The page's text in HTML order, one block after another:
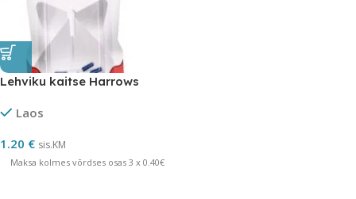
Lehviku kaitse Harrows
Laos
1.20 € sis.KM
Maksa kolmes võrdses osas 3 x 0.40€